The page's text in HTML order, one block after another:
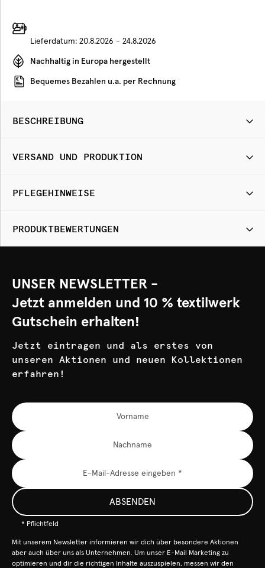
Lieferdatum: 20.8.2026 - 24.8.2026
Nachhaltig in Europa hergestellt
Bequemes Bezahlen u.a. per Rechnung
BESCHREIBUNG
VERSAND UND PRODUKTION
PFLEGEHINWEISE
PRODUKTBEWERTUNGEN
UNSER NEWSLETTER -
Jetzt anmelden und 10 % textilwerk
Gutschein erhalten!
Jetzt eintragen und als erstes von
unseren Aktionen und neuen Kollektionen
erfahren!
ABSENDEN
* Pflichtfeld
Mit unserem Newsletter informieren wir dich über besondere Aktionen
aber auch über uns als Unternehmen. Um unser E-Mail Marketing zu
optimieren und dir die richtigen Inhalte auszuspielen, messen wir den